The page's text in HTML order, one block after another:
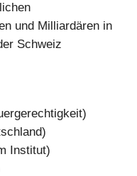
und Milliardären in
Schweiz
Institut)